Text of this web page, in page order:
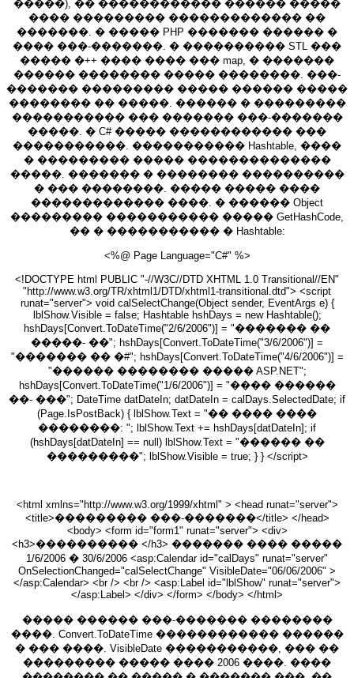
�����), �� ������������ ������ �����
���� ��������� ������������� ��
�������. � ����� PHP ������� ������ �
���� ���-�������. � ���������� STL ���
����� �++ ���� ���� ��� map, � �������
������ �������� ����� ��������. ���-
������� ��������� ����� ������ �����
�������� �� �����. ������ � ���������
����������� ��� ������� ���-�������
�����. � C# ����� ������������ ���
�����������. ����������� Hashtable, ����
� ��������� ����� ��������������
�����. ������� � �������� ����������
� ��� ��������. ����� ����� ����
������������� ����. � ������ Object
��������� ����������� ����� GetHashCode,
�� � ����������� � Hashtable:
<%@ Page Language="C#" %>
<!DOCTYPE html PUBLIC "-//W3C//DTD XHTML 1.0 Transitional//EN"
"http://www.w3.org/TR/xhtml1/DTD/xhtml1-transitional.dtd"> <script
runat="server"> void calSelectChange(Object sender, EventArgs e) {
lblShow.Visible = false; Hashtable hshDays = new Hashtable();
hshDays[Convert.ToDateTime("2/6/2006")] = "������� ��
�����- ��"; hshDays[Convert.ToDateTime("3/6/2006")] =
"������� �� �#"; hshDays[Convert.ToDateTime("4/6/2006")] =
"������ �������� ����� ASP.NET";
hshDays[Convert.ToDateTime("1/6/2006")] = "���� ������
��- ���"; DateTime datDateIn; datDateIn = calDays.SelectedDate; if
(Page.IsPostBack) { lblShow.Text = "�� ���� ����
��������: "; lblShow.Text += hshDays[datDateIn]; if
(hshDays[datDateIn] == null) lblShow.Text = "������ ��
���������"; lblShow.Visible = true; } } </script>
<html xmlns="http://www.w3.org/1999/xhtml" > <head runat="server">
<title>��������� ���-�������</title> </head>
<body> <form id="form1" runat="server"> <div>
<h3>���������� </h3> ������� ���� �����
1/6/2006 � 30/6/2006 <asp:Calendar id="calDays" runat="server"
OnSelectionChanged="calSelectChange" VisibleDate="06/06/2006" >
</asp:Calendar> <br /> <br /> <asp:Label id="lblShow" runat="server">
</asp:Label> </div> </form> </body> </html>
����� ������ ���-������� ��������
����. Convert.ToDateTime ������������ ������
� ��� ����. VisibleDate �����������, ��� ��
��������� ����� ���� 2006 ����. ����